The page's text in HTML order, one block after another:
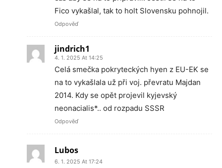
Fico vykašlal, tak to holt Slovensku pohnojil.
Odpověď
jindrich1
4. 1. 2025 At 14:25
Celá smečka pokryteckých hyen z EU-EK se
na to vykašlala už při voj. převratu Majdan
2014. Kdy se opět projevil kyjevský
neonacialis*.. od rozpadu SSSR
Odpověď
Lubos
6. 1. 2025 At 17:24